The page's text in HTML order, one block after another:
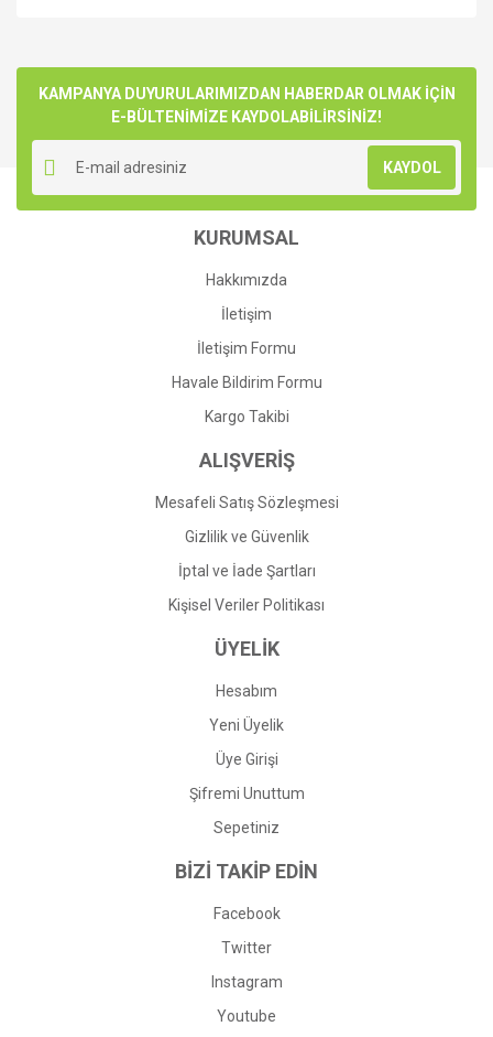
Yorum Yaz
kullanarak tarafımıza iletebilirsiniz.
Görüş ve önerileriniz için teşekkür ederiz.
Ürün resmi kalitesiz, bozuk veya görüntülenemiyor.
Ürün açıklamasında eksik bilgiler bulunuyor.
Ürün bilgilerinde hatalar bulunuyor.
Ürün fiyatı diğer sitelerden daha pahalı.
Gönder
KAMPANYA DUYURULARIMIZDAN HABERDAR OLMAK İÇİN
E-BÜLTENİMİZE KAYDOLABİLİRSİNİZ!
KAYDOL
KURUMSAL
Hakkımızda
İletişim
İletişim Formu
Havale Bildirim Formu
Kargo Takibi
ALIŞVERİŞ
Mesafeli Satış Sözleşmesi
Gizlilik ve Güvenlik
İptal ve İade Şartları
Kişisel Veriler Politikası
ÜYELİK
Hesabım
Yeni Üyelik
Üye Girişi
Şifremi Unuttum
Sepetiniz
BİZİ TAKİP EDİN
Facebook
Twitter
Instagram
Youtube